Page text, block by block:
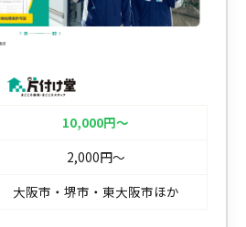
10,000円〜
2,000円〜
大阪市・堺市・東大阪市ほか